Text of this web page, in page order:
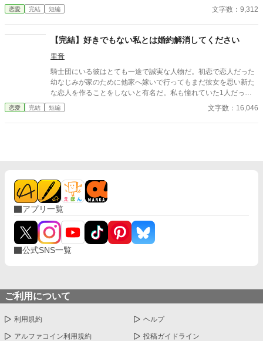
が、ついにそんな生活が終わるときが来る。 聖女が現れたの
だ。そして、さらにショックなことに、自分が乙女ゲームの世界
殿下に嫌われたくはないキャロラインは、王太子殿下の前から姿
を消すことにした。そんなお話です。 ちょっと切ないお話で
す。
恋愛 完結 短編 文字数：9,312
【完結】好きでもない私とは婚約解消してください
里音
騎士団にいる彼はとても一途で誠実な人物だ。初恋で恋人だった
幼なじみが家のために他家へ嫁いで行ってもまだ彼女を思い新た
な恋人を作ることをしないと有名だ。私も憧れていた1人だっ
た。 そんな彼との婚約が成立した。それは彼の行動で私が傷を負
ったからだ。傷は残らないのに責任感からの婚約ではあるが、彼
恋愛 完結 短編 文字数：16,046
アプリ一覧
公式SNS一覧
ご利用について
利用規約 ヘルプ
アルファコイン利用規約 投稿ガイドライン